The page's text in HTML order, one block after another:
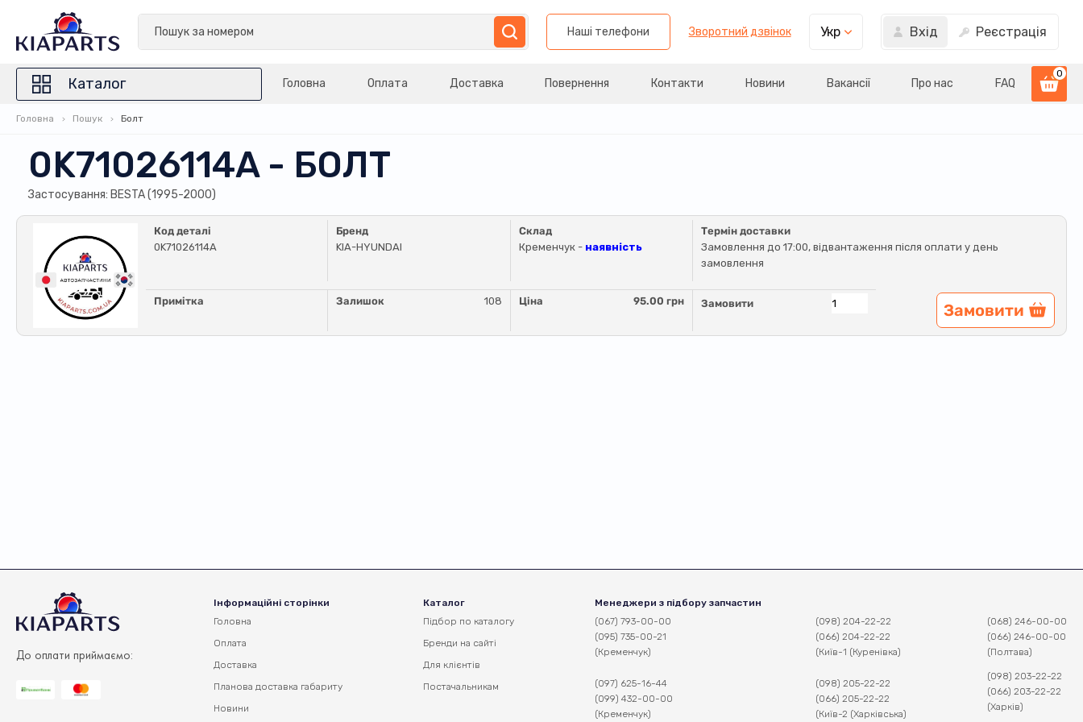
Наші телефони Зворотний дзвінок Укр Вхід Реєстрація
Каталог Головна Оплата Доставка Повернення Контакти Новини Вакансії Про нас FAQ
0
Головна Пошук Болт
0K71026114A - БОЛТ
Застосування: BESTA (1995-2000)
Код деталі
0K71026114A
Бренд
KIA-HYUNDAI
Склад
Кременчук - наявність
Термін доставки
Замовлення до 17:00, відвантаження після оплати у день
замовлення
Примітка Залишок 108 Ціна 95.00 грн Замовити Замовити
До оплати приймаємо:
Інформаційні сторінки
Головна
Оплата
Доставка
Планова доставка габариту
Новини
Каталог
Підбор по каталогу
Бренди на сайті
Для клієнтів
Постачальникам
Менеджери з підбору запчастин
(067) 793-00-00
(095) 735-00-21
(Кременчук)
(097) 625-16-44
(099) 432-00-00
(Кременчук)
(098) 204-22-22
(066) 204-22-22
(Київ-1 (Куренівка)
(098) 205-22-22
(066) 205-22-22
(Київ-2 (Харківська)
(068) 246-00-00
(066) 246-00-00
(Полтава)
(098) 203-22-22
(066) 203-22-22
(Харків)